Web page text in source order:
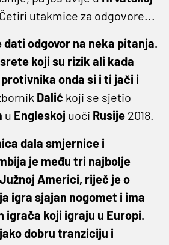
utakmice za odgovore...
dati odgovor na neka pitanja.
koji su rizik ali kada
onda si i ti jači i
Dalić koji se sjetio
u Engleskoj uoči Rusije 2018.
dala smjernice i
je među tri najbolje
Americi, riječ je o
igra sjajan nogomet i ima
igrača koji igraju u Europi.
dobru tranziciju i